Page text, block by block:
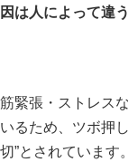
は人によって違
緊張・ストレス
るため、ツボ押
”とされています。